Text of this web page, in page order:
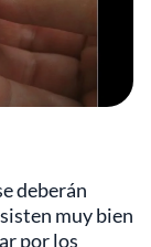
deberán
muy bien
por los